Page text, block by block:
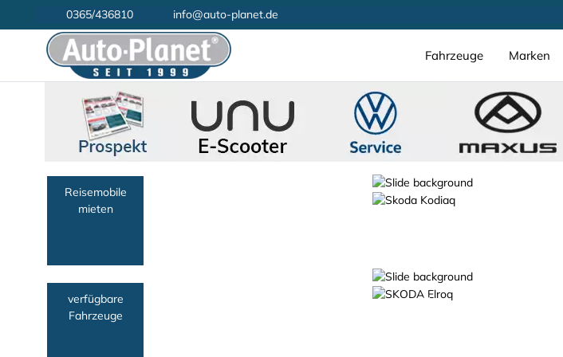
0365/436810 info@auto-planet.de
Fahrzeuge Marken
Reisemobile
mieten
verfügbare
Fahrzeuge